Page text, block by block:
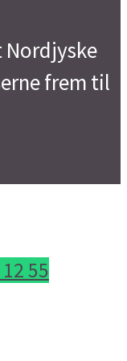
frem til
55